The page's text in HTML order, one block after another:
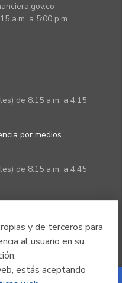
y de terceros para
al usuario en su
estás aceptando
a.m. a 5:00 p.m.
de 8:15 a.m. a 4:15
por medios
de 8:15 a.m. a 4:45